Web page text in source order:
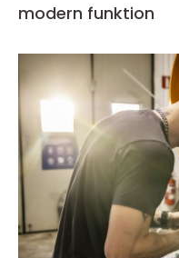
modern funktion